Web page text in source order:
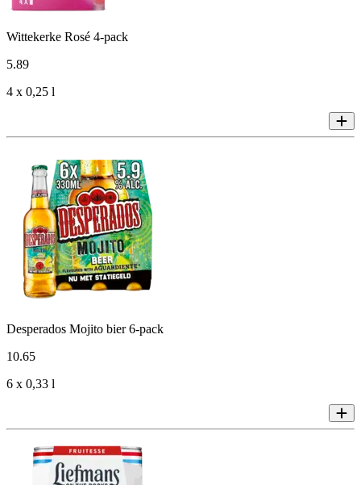
Wittekerke Rosé 4-pack
5.89
4 x 0,25 l
Desperados Mojito bier 6-pack
10.65
6 x 0,33 l